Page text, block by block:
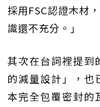
採用FSC認證木材
識還不充分。」
其次在台詞裡提到
的減量設計」，也
本完全包覆密封的